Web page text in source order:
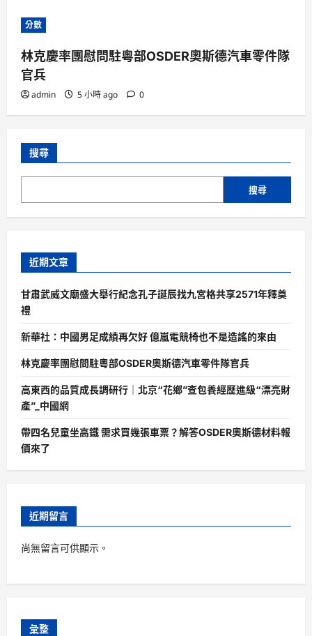
分數
林克慶率團慰問駐粵部OSDER奧斯德汽車零件隊
官兵
admin 5 小時 ago 0
搜尋
搜尋
近期文章
甘肅武威文廟盛大舉行紀念孔子誕辰找九宮格共享2571年釋奠
禮
新華社：中國男足成績再欠好 億嵐電競椅也不是造謠的來由
林克慶率團慰問駐粵部OSDER奧斯德汽車零件隊官兵
高東西的品質成長調研行｜北京“花鄉”查包養經歷進級“漂亮財
產”_中國網
帶四名兒童坐高鐵 需求買幾張車票？解答OSDER奧斯德材料報
價來了
近期留言
尚無留言可供顯示。
彙整